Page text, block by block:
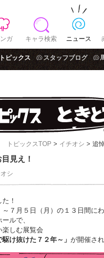
ガ キャラ検索 ニュース
トピックス スタッフブログ
トピックスTOP > イチオシ > 追
見え！
シ
！
７月５日（月）の１３日間に
ルで、
しむ展覧会
け抜けた７２年～」 が開催さ